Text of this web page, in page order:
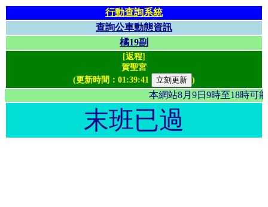
行動查詢系統
查詢公車動態資訊
橘19副
[返程]
賀聖宮
(更新時間： 01:39:41 )
本網站8月9日9時至18
末班已過